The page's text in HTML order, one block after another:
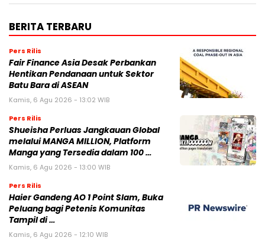
BERITA TERBARU
Pers Rilis
Fair Finance Asia Desak Perbankan
Hentikan Pendanaan untuk Sektor
Batu Bara di ASEAN
Kamis, 6 Agu 2026 - 13:02 WIB
Pers Rilis
Shueisha Perluas Jangkauan Global
melalui MANGA MILLION, Platform
Manga yang Tersedia dalam 100 …
Kamis, 6 Agu 2026 - 13:00 WIB
Pers Rilis
Haier Gandeng AO 1 Point Slam, Buka
Peluang bagi Petenis Komunitas
Tampil di …
Kamis, 6 Agu 2026 - 12:10 WIB